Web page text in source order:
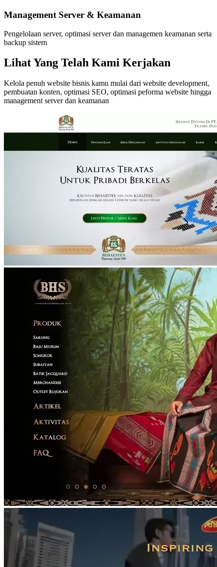
Management Server & Keamanan
Pengelolaan server, optimasi server dan managemen keamanan serta
backup sistem
Lihat Yang Telah Kami Kerjakan
Kelola penuh website bisnis kamu mulai dari website development,
pembuatan konten, optimasi SEO, optimasi peforma website hingga
management server dan keamanan